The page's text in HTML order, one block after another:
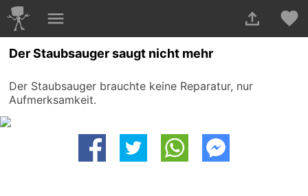
Der Staubsauger saugt nicht mehr
Der Staubsauger brauchte keine Reparatur, nur
Aufmerksamkeit.